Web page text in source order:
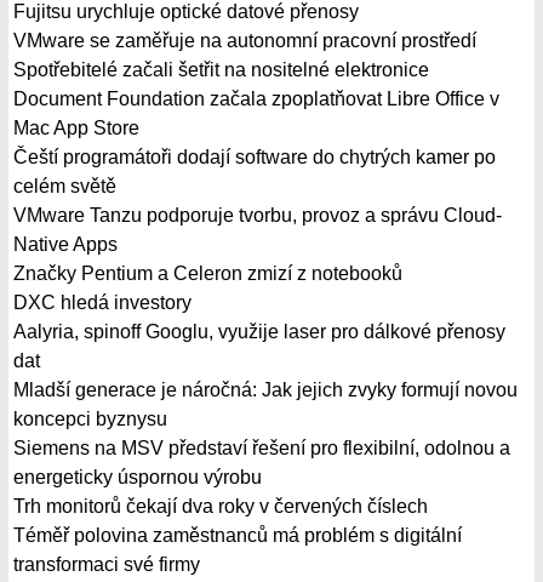
Fujitsu urychluje optické datové přenosy
VMware se zaměřuje na autonomní pracovní prostředí
Spotřebitelé začali šetřit na nositelné elektronice
Document Foundation začala zpoplatňovat Libre Office v
Mac App Store
Čeští programátoři dodají software do chytrých kamer po
celém světě
VMware Tanzu podporuje tvorbu, provoz a správu Cloud-
Native Apps
Značky Pentium a Celeron zmizí z notebooků
DXC hledá investory
Aalyria, spinoff Googlu, využije laser pro dálkové přenosy
dat
Mladší generace je náročná: Jak jejich zvyky formují novou
koncepci byznysu
Siemens na MSV představí řešení pro flexibilní, odolnou a
energeticky úspornou výrobu
Trh monitorů čekají dva roky v červených číslech
Téměř polovina zaměstnanců má problém s digitální
transformaci své firmy